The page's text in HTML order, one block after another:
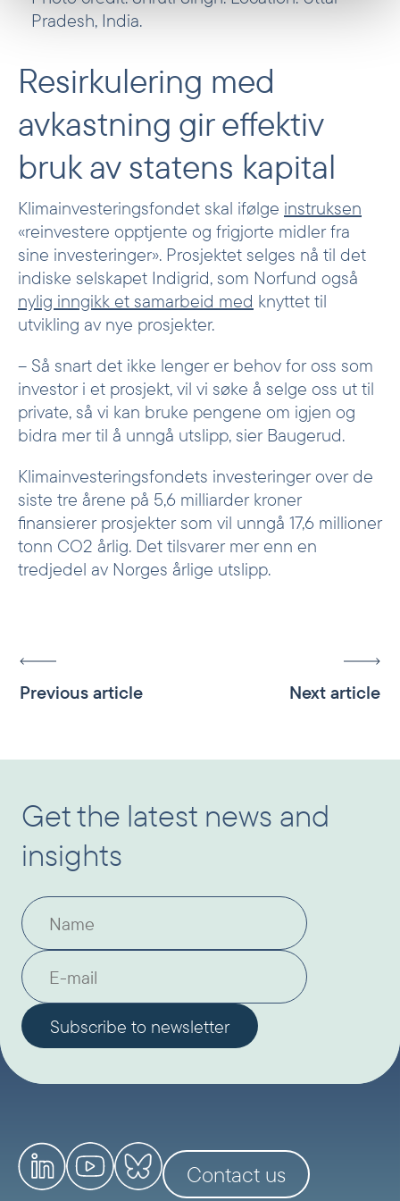
Pradesh, India.
Resirkulering med
avkastning gir effektiv
bruk av statens kapital
Klimainvesteringsfondet skal ifølge instruksen
«reinvestere opptjente og frigjorte midler fra
sine investeringer». Prosjektet selges nå til det
indiske selskapet Indigrid, som Norfund også
nylig inngikk et samarbeid med knyttet til
utvikling av nye prosjekter.
– Så snart det ikke lenger er behov for oss som
investor i et prosjekt, vil vi søke å selge oss ut til
private, så vi kan bruke pengene om igjen og
bidra mer til å unngå utslipp, sier Baugerud.
Klimainvesteringsfondets investeringer over de
siste tre årene på 5,6 milliarder kroner
finansierer prosjekter som vil unngå 17,6 millioner
tonn CO2 årlig. Det tilsvarer mer enn en
tredjedel av Norges årlige utslipp.
Previous article Next article
Get the latest news and
insights
Contact us